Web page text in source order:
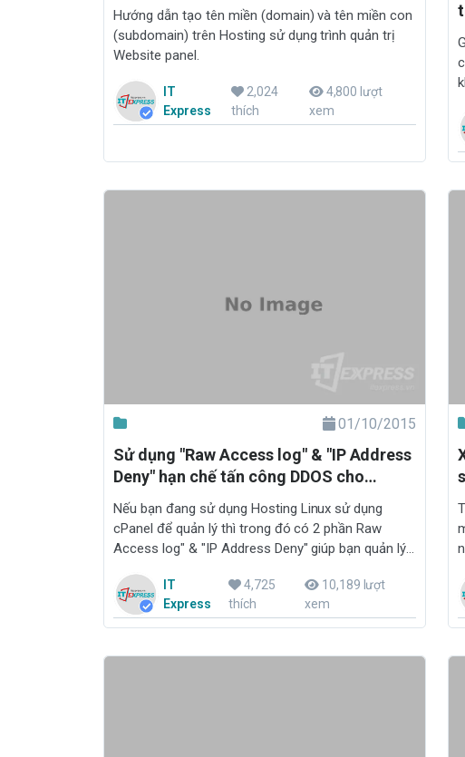
Hướng dẫn tạo tên miền (domain) và tên miền con
(subdomain) trên Hosting sử dụng trình quản trị
Website panel.
IT
Express
2,024
thích
4,800 lượt
xem
01/10/2015
Sử dụng "Raw Access log" & "IP Address
Deny" hạn chế tấn công DDOS cho
website
Nếu bạn đang sử dụng Hosting Linux sử dụng
cPanel để quản lý thì trong đó có 2 phần Raw
Access log" & "IP Address Deny" giúp bạn quản lý
ddos.
IT
Express
4,725
thích
10,189 lượt
xem